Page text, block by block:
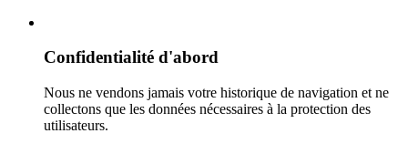
Confidentialité d'abord
Nous ne vendons jamais votre historique de navigation et ne
collectons que les données nécessaires à la protection des
utilisateurs.